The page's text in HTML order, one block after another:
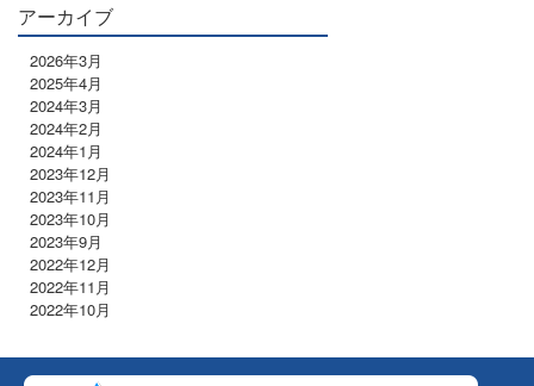
アーカイブ
2026年3月
2025年4月
2024年3月
2024年2月
2024年1月
2023年12月
2023年11月
2023年10月
2023年9月
2022年12月
2022年11月
2022年10月